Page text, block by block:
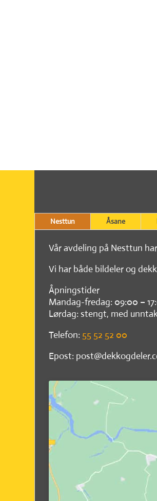
Nesttun Åsane
Vår avdeling på Nesttun
Vi har både bildeler og
Åpningstider
Mandag-fredag: 09:00 –
Lørdag: stengt, med
Telefon: 55 52 52 00
Epost: